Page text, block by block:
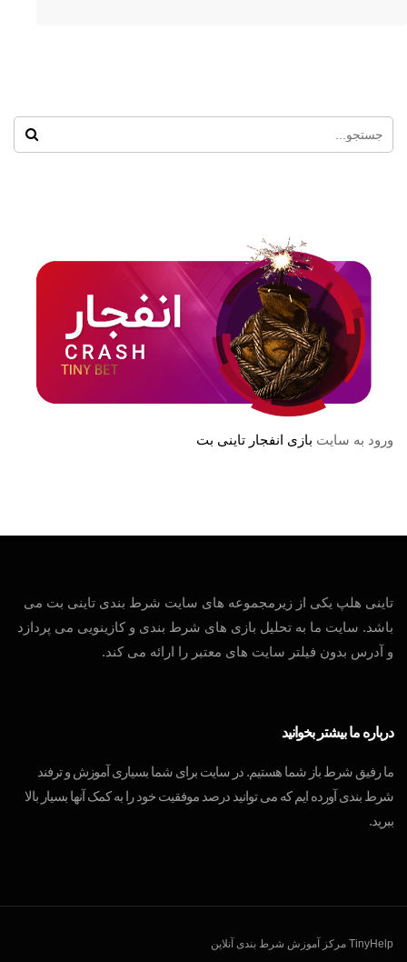
ورود به سایت بازی انفجار تاینی بت
تاینی هلپ یکی از زیرمجموعه های سایت شرط بندی تاینی بت می
باشد. سایت ما به تحلیل بازی های شرط بندی و کازینویی می پردازد
و آدرس بدون فیلتر سایت های معتبر را ارائه می کند.
درباره ما بیشتر بخوانید
ما رفیق شرط باز شما هستیم. در سایت برای شما بسیاری آموزش و ترفند
شرط بندی آورده ایم که می توانید درصد موفقیت خود را به کمک آنها بسیار بالا
ببرید.
TinyHelp مرکز آموزش شرط بندی آنلاین